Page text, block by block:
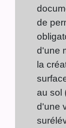
de
d'une
la
au sol
d'une